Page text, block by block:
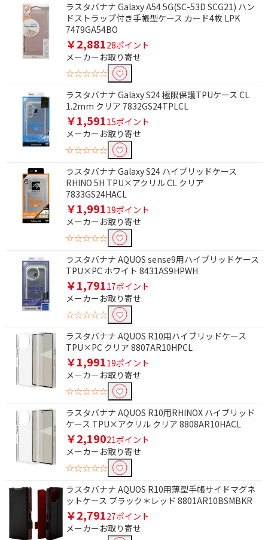
ラスタバナナ Galaxy A54 5G(SC-53D SCG21) ハン
ドストラップ付き手帳型ケース カード4枚 LPK
7479GA54BO
￥2,88128ポイント
メーカーお取り寄せ
☆☆☆☆☆
ラスタバナナ Galaxy S24 極限保護TPUケース CL
1.2mm クリア 7832GS24TPLCL
￥1,59115ポイント
メーカーお取り寄せ
☆☆☆☆☆
ラスタバナナ Galaxy S24 ハイブリッドケース
RHINO 5H TPU×アクリル CL クリア
7833GS24HACL
￥1,99119ポイント
メーカーお取り寄せ
☆☆☆☆☆
ラスタバナナ AQUOS sense9用ハイブリッドケース
TPU×PC ホワイト 8431AS9HPWH
￥1,79117ポイント
メーカーお取り寄せ
☆☆☆☆☆
ラスタバナナ AQUOS R10用ハイブリッドケース
TPU×PC クリア 8807AR10HPCL
￥1,99119ポイント
メーカーお取り寄せ
☆☆☆☆☆
ラスタバナナ AQUOS R10用RHINOX ハイブリッド
ケース TPU×アクリル クリア 8808AR10HACL
￥2,19021ポイント
メーカーお取り寄せ
☆☆☆☆☆
ラスタバナナ AQUOS R10用薄型手帳サイドマグネ
ットケース ブラック＊レッド 8801AR10BSMBKR
￥2,79127ポイント
メーカーお取り寄せ
価格で絞り込む